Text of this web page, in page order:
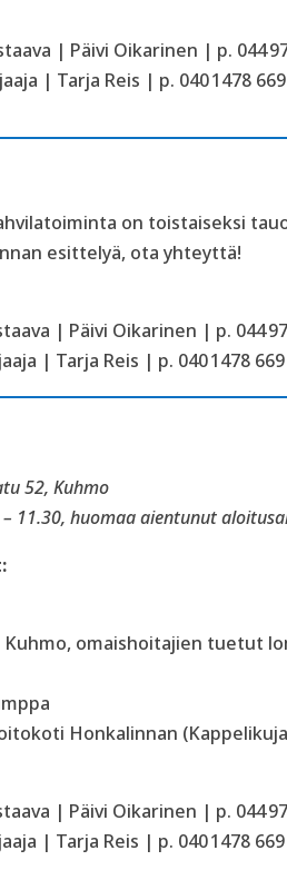
| Päivi Oikarinen | p. 044
| Tarja Reis | p. 040 1478 669
on toistaiseksi
esittelyä, ota yhteyttä!
| Päivi Oikarinen | p. 044
| Tarja Reis | p. 040 1478 669
52, Kuhmo
11.30, huomaa aientunut
omaishoitajien tuetut
Honkalinnan
| Päivi Oikarinen | p. 044
| Tarja Reis | p. 040 1478 669